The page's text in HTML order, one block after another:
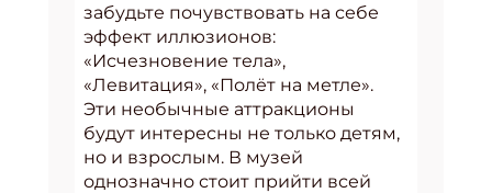
забудьте почувствовать на себе
эффект иллюзионов:
«Исчезновение тела»,
«Левитация», «Полёт на метле».
Эти необычные аттракционы
будут интересны не только детям,
но и взрослым. В музей
однозначно стоит прийти всей